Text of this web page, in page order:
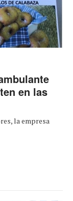
en las
la empresa